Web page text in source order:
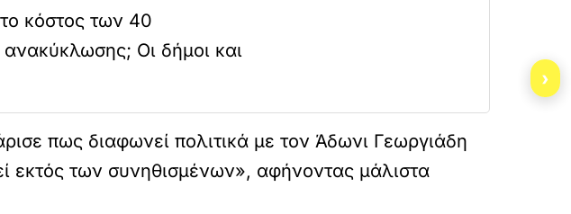
κόστος των 40
ανακύκλωσης; Οι δήμοι και
πως διαφωνεί πολιτικά με τον Άδωνι Γεωργιάδη
εκτός των συνηθισμένων», αφήνοντας μάλιστα
›